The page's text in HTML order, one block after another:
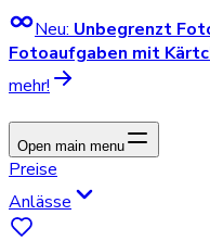
Neu: Unbegrenzt
Fotoaufgaben mit
mehr!
Open main menu
Preise
Anlässe